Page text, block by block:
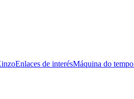
Enlaces de interésMáquina do